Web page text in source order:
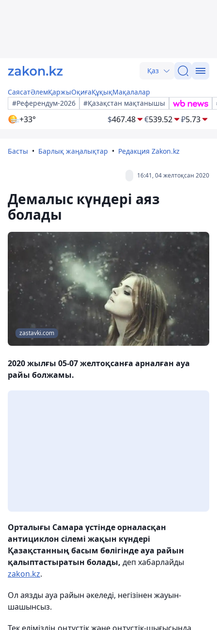
Қаз
СаясатӘлемҚаржыОқиғаҚұқықМақалалар
#Референдум-2026
#Қазақстан мақтанышы
+33° $467.48 €539.52 ₽5.73
Басты Барлық жаңалықтар Редакция Zakon.kz
16:41, 04 желтоқсан 2020
Демалыс күндері аяз
болады
zastavki.com
2020 жылғы 05-07 желтоқсанға арналған ауа
райы болжамы.
Орталығы Самара үстінде орналасқан
антициклон сілемі жақын күндері
Қазақстанның басым бөлігінде ауа райын
қалыптастыратын болады, деп хабарлайды
zakon.kz.
Ол аязды ауа райын әкеледі, негізінен жауын-
шашынсыз.